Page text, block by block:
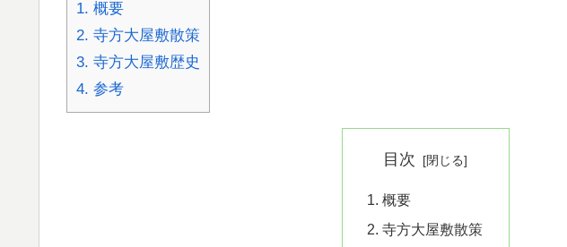
1. 概要
2. 寺方大屋敷散策
3. 寺方大屋敷歴史
4. 参考
目次
概要
寺方大屋敷散策